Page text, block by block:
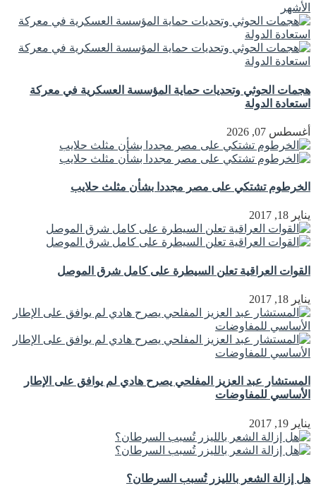
الأشهر
هجمات الحوثي وتحديات حماية المؤسسة العسكرية في معركة
استعادة الدولة
أغسطس 07, 2026
الخرطوم تشتكي على مصر مجددا بشأن مثلث حلايب
يناير 18, 2017
القوات العراقية تعلن السيطرة على كامل شرق الموصل
يناير 18, 2017
المستشار عبد العزيز المفلحي يصرح هادي لم يوافق على الإطار
الأساسي للمفاوضات
يناير 19, 2017
هل إزالة الشعر بالليزر تُسبب السرطان؟